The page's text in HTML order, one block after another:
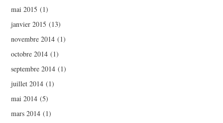
mai 2015 (1)
janvier 2015 (13)
novembre 2014 (1)
octobre 2014 (1)
septembre 2014 (1)
juillet 2014 (1)
mai 2014 (5)
mars 2014 (1)